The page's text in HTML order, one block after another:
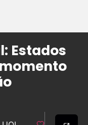
Estados